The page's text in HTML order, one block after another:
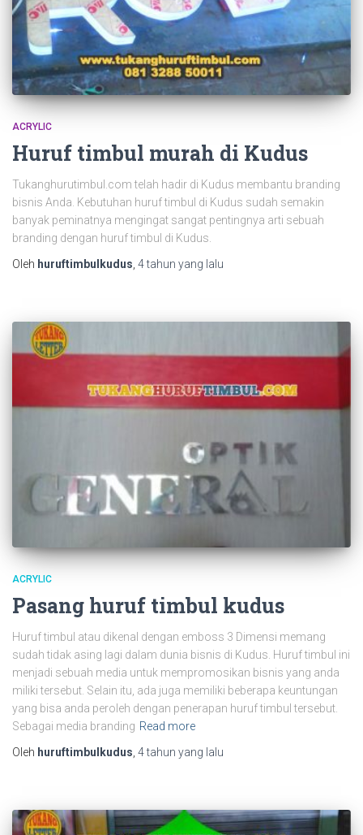
ACRYLIC
Huruf timbul murah di Kudus
Tukanghurutimbul.com telah hadir di Kudus membantu branding
bisnis Anda. Kebutuhan huruf timbul di Kudus sudah semakin
banyak peminatnya mengingat sangat pentingnya arti sebuah
branding dengan huruf timbul di Kudus.
Oleh huruftimbulkudus 4 tahun yang lalu
ACRYLIC
Pasang huruf timbul kudus
Huruf timbul atau dikenal dengan emboss 3 Dimensi memang
sudah tidak asing lagi dalam dunia bisnis di Kudus. Huruf timbul ini
menjadi sebuah media untuk mempromosikan bisnis yang anda
miliki tersebut. Selain itu, ada juga memiliki beberapa keuntungan
yang bisa anda peroleh dengan penerapan huruf timbul tersebut.
Sebagai media branding Read more
Oleh huruftimbulkudus, 4 tahun yang lalu